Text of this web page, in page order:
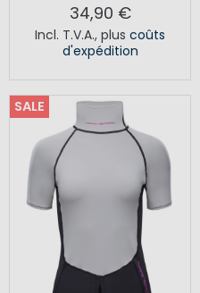
34,90 €
Incl. T.V.A., plus coûts
d'expédition
SALE